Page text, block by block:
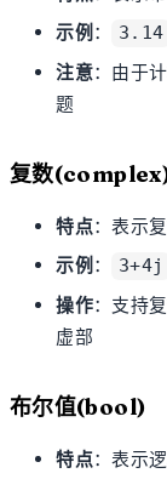
示例 ： 3.14
注意：由于
题
复数
特点：表示
示例 ： 3+4j
操作：支持
虚部
布尔值(bool)
特点：表示